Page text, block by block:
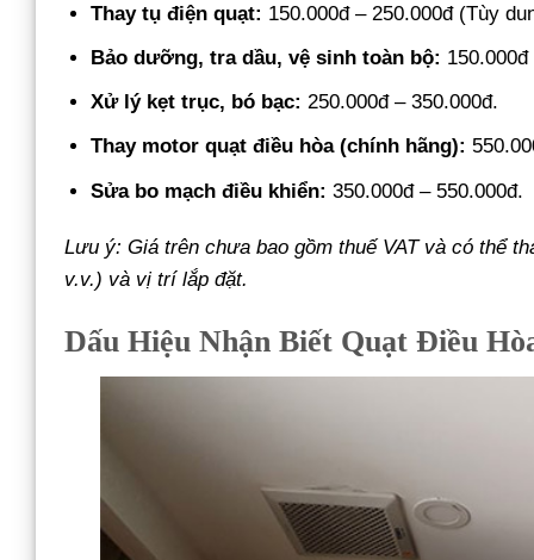
Thay tụ điện quạt: 150.000đ – 250.000đ (Tùy
Bảo dưỡng, tra dầu, vệ sinh toàn bộ:
Xử lý kẹt trục, bó bạc: 250.000đ – 350.000đ.
Thay motor quạt điều hòa (chính hãng):
Sửa bo mạch điều khiển: 350.000đ – 550.000đ.
Lưu ý: Giá trên chưa bao gồm thuế VAT và có thể
v.v.) và vị trí lắp đặt.
Dấu Hiệu Nhận Biết Quạt Điều